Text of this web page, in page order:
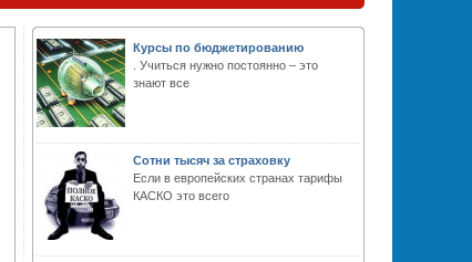
Курсы по бюджетированию
. Учиться нужно постоянно – это
знают все
Сотни тысяч за страховку
Если в европейских странах тарифы
КАСКО это всего